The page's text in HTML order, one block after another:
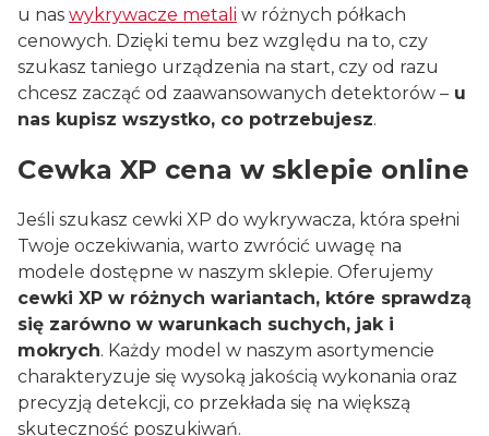
u nas wykrywacze metali w różnych półkach
cenowych. Dzięki temu bez względu na to, czy
szukasz taniego urządzenia na start, czy od razu
chcesz zacząć od zaawansowanych detektorów – u
nas kupisz wszystko, co potrzebujesz.
Cewka XP cena w sklepie online
Jeśli szukasz cewki XP do wykrywacza, która spełni
Twoje oczekiwania, warto zwrócić uwagę na
modele dostępne w naszym sklepie. Oferujemy
cewki XP w różnych wariantach, które sprawdzą
się zarówno w warunkach suchych, jak i
mokrych. Każdy model w naszym asortymencie
charakteryzuje się wysoką jakością wykonania oraz
precyzją detekcji, co przekłada się na większą
skuteczność poszukiwań.